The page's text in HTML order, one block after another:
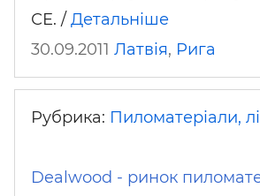
СЕ. / Детальніше
30.09.2011 Латвія, Рига
Рубрика: Пиломатеріали,
Dealwood - ринок